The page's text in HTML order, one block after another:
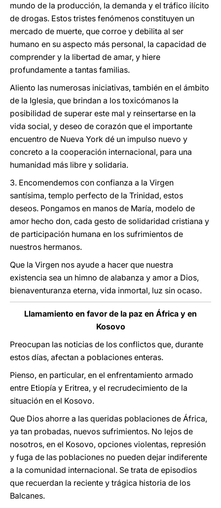
mundo de la producción, la demanda y el tráfico ilícito
de drogas. Estos tristes fenómenos constituyen un
mercado de muerte, que corroe y debilita al ser
humano en su aspecto más personal, la capacidad de
comprender y la libertad de amar, y hiere
profundamente a tantas familias.
Aliento las numerosas iniciativas, también en el ámbito
de la Iglesia, que brindan a los toxicómanos la
posibilidad de superar este mal y reinsertarse en la
vida social, y deseo de corazón que el importante
encuentro de Nueva York dé un impulso nuevo y
concreto a la cooperación internacional, para una
humanidad más libre y solidaria.
3. Encomendemos con confianza a la Virgen
santísima, templo perfecto de la Trinidad, estos
deseos. Pongamos en manos de María, modelo de
amor hecho don, cada gesto de solidaridad cristiana y
de participación humana en los sufrimientos de
nuestros hermanos.
Que la Virgen nos ayude a hacer que nuestra
existencia sea un himno de alabanza y amor a Dios,
bienaventuranza eterna, vida inmortal, luz sin ocaso.
Llamamiento en favor de la paz en África y en
Kosovo
Preocupan las noticias de los conflictos que, durante
estos días, afectan a poblaciones enteras.
Pienso, en particular, en el enfrentamiento armado
entre Etiopía y Eritrea, y el recrudecimiento de la
situación en el Kosovo.
Que Dios ahorre a las queridas poblaciones de África,
ya tan probadas, nuevos sufrimientos. No lejos de
nosotros, en el Kosovo, opciones violentas, represión
y fuga de las poblaciones no pueden dejar indiferente
a la comunidad internacional. Se trata de episodios
que recuerdan la reciente y trágica historia de los
Balcanes.